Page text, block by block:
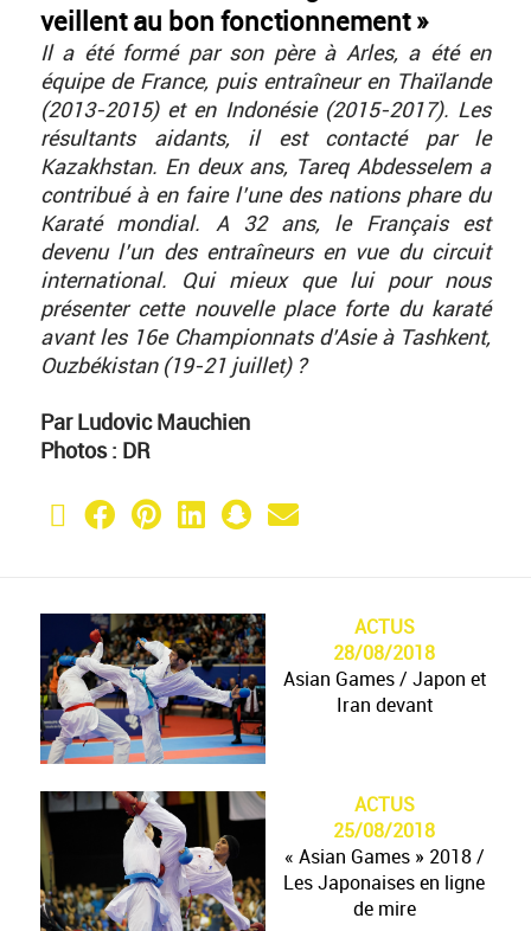
veillent au bon fonctionnement »
Il a été formé par son père à Arles, a été en
équipe de France, puis entraîneur en Thaïlande
(2013-2015) et en Indonésie (2015-2017). Les
résultants aidants, il est contacté par le
Kazakhstan. En deux ans, Tareq Abdesselem a
contribué à en faire l’une des nations phare du
Karaté mondial. A 32 ans, le Français est
devenu l’un des entraîneurs en vue du circuit
international. Qui mieux que lui pour nous
présenter cette nouvelle place forte du karaté
avant les 16e Championnats d’Asie à Tashkent,
Ouzbékistan (19-21 juillet) ?
Par Ludovic Mauchien
Photos : DR
X (Twitter)
Facebook
Pinterest
LinkedIn
Snapchat
Email
vainqueur en -75 kg, et
les combattants
iraniens ont été
impressionnants aux
ACTUS
28/08/2018
Asian Games / Japon et
Iran devant
X (Twitter)
Facebook
PinterestLinkedIn
Snapchat
Email
ACTUS
25/08/2018
« Asian Games » 2018 /
Les Japonaises en ligne
de mire